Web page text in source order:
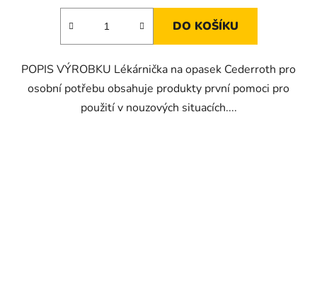
DO KOŠÍKU
POPIS VÝROBKU Lékárnička na opasek Cederroth pro
osobní potřebu obsahuje produkty první pomoci pro
použití v nouzových situacích....